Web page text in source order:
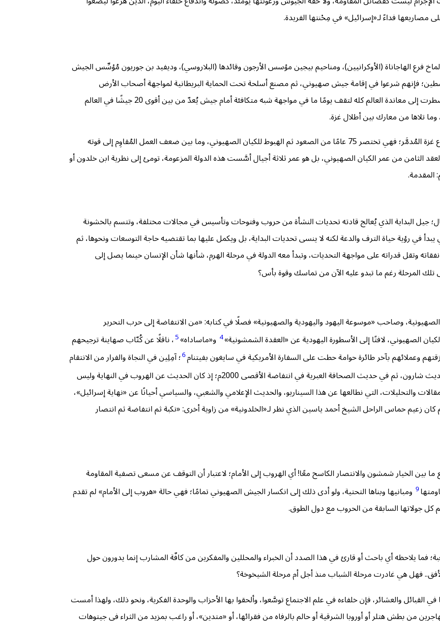
فداءً لـ«إسرائيل» في مِحْنتها الفريدة.
فرع الهاجاناة (الأوكرانيين)، ومناحيم بيجين مؤسس الأرجون وقائدها (البلاروسي)، وديفيد بن جوريون مُؤسِّس الجيش
فإنهم شرعوا في إقامة جيش صهيوني، ثم مصنع أسلحة تحت الحماية البريطانية لمواجهة أصحاب الأرض
الفلسطينيين، لكنَّ فصائل المقاومة في الحقيقة لم تَحْظَ بدعمٍ مُوازٍ، واضطرت إلى معاندة العالم كله لتقف يومًا ما في مواجهة شبه متكافئة أمام جيش يُعدّ من بين أقوى 20 جيشًا في العالم
هنا المفارقة لافتة جدًّا، حتى دون النظر لنتائج الحرب التي دارت في قطاع غزة المُدمَّر؛ فهي تختصر 75 عامًا من الصعود ثم الهبوط للكيان الصهيوني، وما بين ضعف العمل المُقاوِم إلى قوته
الثامن من عمر الكيان الصهيوني، بل هو عمر ثلاثة أجيال أسَّست هذه الدولة المزعومة، تومئ إلى نظرية ابن خلدون أو
المقدمة.
جيل البداية الذي يُعالج قادته تحديات النشأة من حروب وفتوحات وتأسيس في مجالات مختلفة، وتتسم بالخشونة
في رؤية حياة الترف والدعة لكنه لا ينسى تحديات البداية، بل ويكمل عليها بما تقتضيه حاجة التوسعات ونحوها، ثم
نفقاته وتقل قدراته على مواجهة التحديات، وتبدأ معه الدولة في مرحلة الهرم، شأنها شأن الإنسان حينما يصل إلى
المرحلة رغم ما تبدو عليه الآن من تماسك وقوة بأس؟
وصاحب «موسوعة اليهود واليهودية والصهيونية» فصلًا في كتابه: «من الانتفاضة إلى حرب التحرير
الصهيوني، لافتًا إلى الأسطورة اليهودية عن «العقدة الشمشونية»4 و«ماساداه»5، ناقلًا عن كُتّاب صهاينة ترجيحهم
وعملائهم بآخر طائرة حوامة حطت على السفارة الأمريكية في سايغون بفيتنام6؛ آمِلِين في النجاة والفرار من الانتقام
. مؤكدًا أن ذلك قد حصل في انتفاضة الحجارة 1987م في حديث شارون، ثم في حديث الصحافة العبرية في انتفاضة الأقصى 2000م؛ إذ كان الحديث عن الهروب في النهاية وليس
والتحليلات، التي نطالعها عن هذا السيناريو، والحديث الإعلامي والشعبي، والسياسي أحيانًا عن «نهاية إسرائيل»،
زعيم حماس الراحل الشيخ أحمد ياسين الذي نظر لـ«الخلدونية» من زاوية أخرى: «نكبة ثم انتفاضة ثم انتصار
ما بين الخيار شمشون والانتصار الكاسح معًا! أي الهروب إلى الأمام؛ لاعتبار أن التوقف عن مسعى تصفية المقاومة
9 ومبانيها وبناها التحتية، ولو أدى ذلك إلى انكسار الجيش الصهيوني تمامًا؛ فهي حالة «هروب إلى الأمام» لم تقدم
جولاتها السابقة من الحروب مع دول الطوق.
فما يلاحظه أي باحث أو قارئ في هذا الصدد أن الخبراء والمحللين والمفكرين من كافّة المشارب إنما يدورون حول
فهل هي غادرت مرحلة الشباب منذ أجل أم مرحلة الشيخوخة؟
القبائل والعشائر، فإن خلفاءه في علم الاجتماع توسَّعوا، وألحقوا بها الأحزاب والوحدة الفكرية، ونحو ذلك، ولهذا أمست
من بطش هتلر أو أوروبا الشرقية أو حالم بالرفاه من فقرائها، أو «متدين»، أو راغب بمزيد من الثراء في جيتوهات